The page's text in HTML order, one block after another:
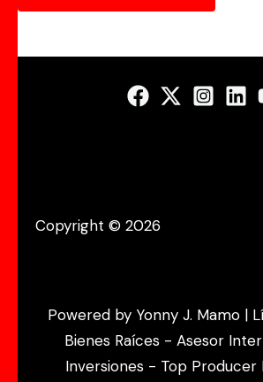
Copyright © 2026
Powered by Yonny J. Mamo |
Bienes Raíces - Asesor
Inversiones - Top Producer